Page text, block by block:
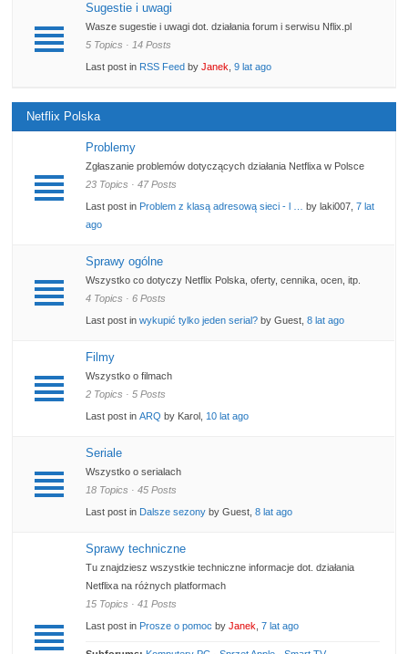
Sugestie i uwagi
Wasze sugestie i uwagi dot. działania forum i serwisu Nflix.pl
5 Topics · 14 Posts
Last post in RSS Feed byJanek ,9 lat ago
Netflix Polska
Problemy
Zgłaszanie problemów dotyczących działania Netflixa w Polsce
23 Topics · 47 Posts
Last post in Problem z klasą adresową sieci - l … by laki007,7 lat
ago
Sprawy ogólne
Wszystko co dotyczy Netflix Polska, oferty, cennika, ocen, itp.
4 Topics · 6 Posts
Last post inwykupić tylko jeden serial? by Guest,8 lat ago
Filmy
Wszystko o filmach
2 Topics · 5 Posts
Last post inARQ by Karol, 10 lat ago
Seriale
Wszystko o serialach
18 Topics · 45 Posts
Last post in Dalsze sezony by Guest,8 lat ago
Sprawy techniczne
Tu znajdziesz wszystkie techniczne informacje dot. działania
Netflixa na różnych platformach
15 Topics · 41 Posts
Last post in Prosze o pomoc byJanek ,7 lat ago